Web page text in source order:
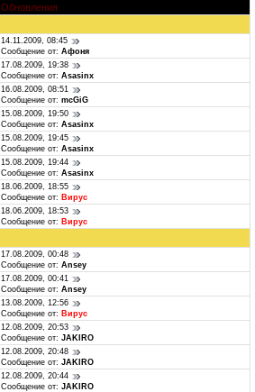
Обновления
14.11.2009, 08:45
Сообщение от: Афоня
17.08.2009, 19:38
Сообщение от: Asasinx
16.08.2009, 08:51
Сообщение от: mcGiG
15.08.2009, 19:50
Сообщение от: Asasinx
15.08.2009, 19:45
Сообщение от: Asasinx
15.08.2009, 19:44
Сообщение от: Asasinx
18.06.2009, 18:55
Сообщение от: Вирус
18.06.2009, 18:53
Сообщение от: Вирус
17.08.2009, 00:48
Сообщение от: Ansey
17.08.2009, 00:41
Сообщение от: Ansey
13.08.2009, 12:56
Сообщение от: Вирус
12.08.2009, 20:53
Сообщение от: JAKIRO
12.08.2009, 20:48
Сообщение от: JAKIRO
12.08.2009, 20:44
Сообщение от: JAKIRO